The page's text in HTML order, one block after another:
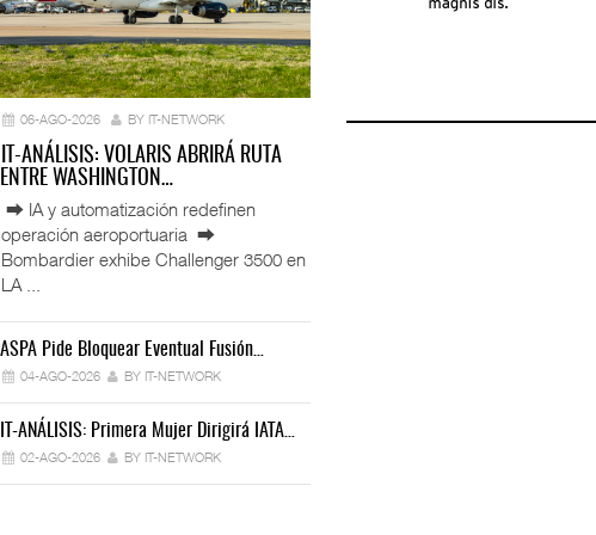
De ENAMOV Enfrenta…
AGO-2026 BY IT-NETWORK
Revoca Miles De Licencias…
AGO-2026 BY IT-NETWORK
Ford Apuesta Por El Talento…
06-AGO-2026 BY IT-NETWORK
IT-ANÁLISIS: VOLARIS ABRIRÁ RUTA
ENTRE WASHINGTON…
⮕ IA y automatización redefinen
operación aeroportuaria ⮕
Bombardier exhibe Challenger 3500 en
LA ...
ASPA Pide Bloquear Eventual Fusión…
04-AGO-2026 BY IT-NETWORK
IT-ANÁLISIS: Primera Mujer Dirigirá IATA…
02-AGO-2026 BY IT-NETWORK